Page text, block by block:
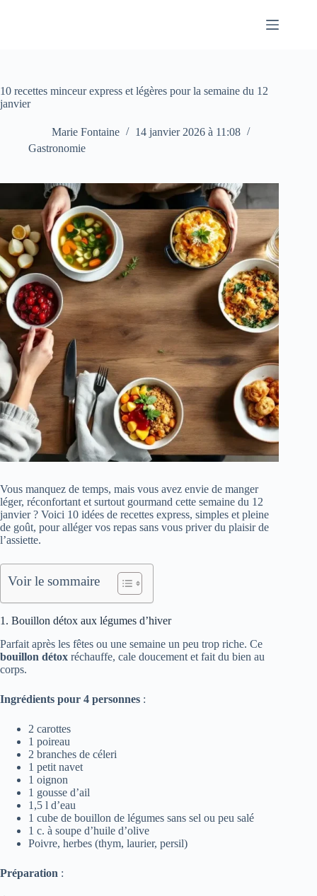
10 recettes minceur express et légères pour la semaine du 12
janvier
Marie Fontaine
14 janvier 2026 à 11:08
Gastronomie
Vous manquez de temps, mais vous avez envie de manger
léger, réconfortant et surtout gourmand cette semaine du 12
janvier ? Voici 10 idées de recettes express, simples et pleine
de goût, pour alléger vos repas sans vous priver du plaisir de
l’assiette.
Voir le sommaire
1. Bouillon détox aux légumes d’hiver
Parfait après les fêtes ou une semaine un peu trop riche. Ce
bouillon détox réchauffe, cale doucement et fait du bien au
corps.
Ingrédients pour 4 personnes :
2 carottes
1 poireau
2 branches de céleri
1 petit navet
1 oignon
1 gousse d’ail
1,5 l d’eau
1 cube de bouillon de légumes sans sel ou peu salé
1 c. à soupe d’huile d’olive
Poivre, herbes (thym, laurier, persil)
Préparation :